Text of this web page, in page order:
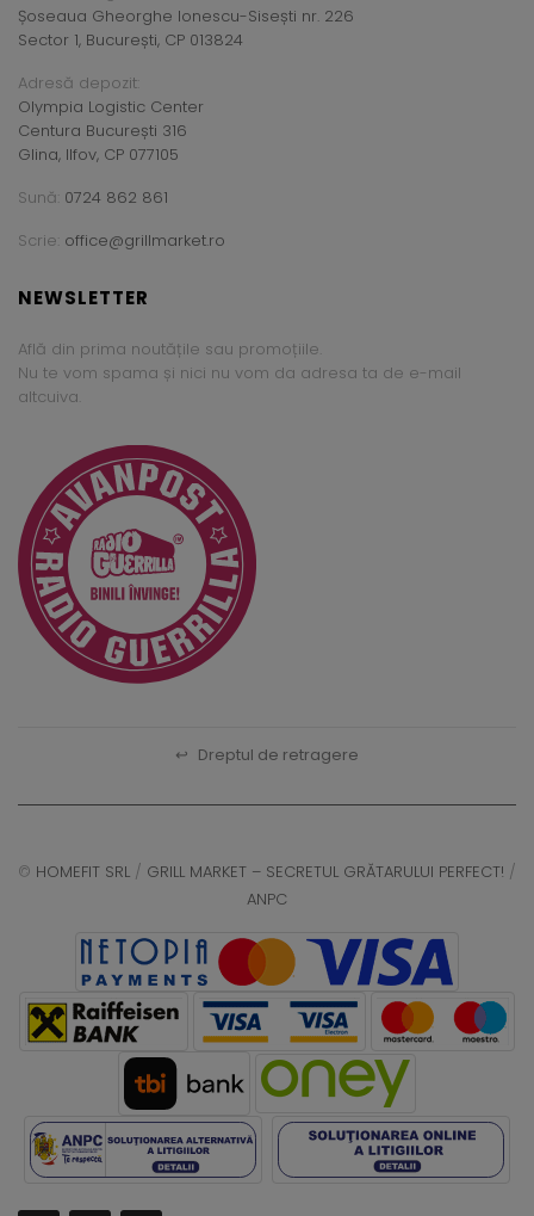
Șoseaua Gheorghe Ionescu-Sisești nr. 226
Sector 1, București, CP 013824
Adresă depozit:
Olympia Logistic Center
Centura București 316
Glina, Ilfov, CP 077105
Sună: 0724 862 861
Scrie: office@grillmarket.ro
NEWSLETTER
Află din prima noutățile sau promoțiile.
Nu te vom spama și nici nu vom da adresa ta de e-mail
altcuiva.
↩ Dreptul de retragere
© HOMEFIT SRL / GRILL MARKET – SECRETUL GRĂTARULUI PERFECT! /
ANPC